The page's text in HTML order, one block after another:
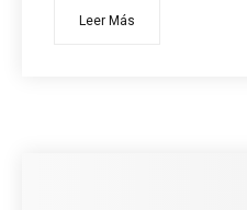
Leer Más